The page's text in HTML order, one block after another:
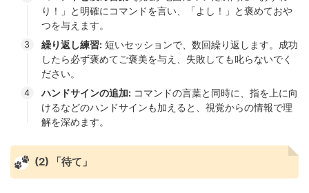
り！」と明確にコマンドを言い、「よし！」と褒めておや
つを与えます。
繰り返し練習: 短いセッションで、数回繰り返します。成功
したら必ず褒めてご褒美を与え、失敗しても叱らないでく
ださい。
ハンドサインの追加: コマンドの言葉と同時に、指を上に向
けるなどのハンドサインも加えると、視覚からの情報で理
解を深めます。
(2) 「待て」